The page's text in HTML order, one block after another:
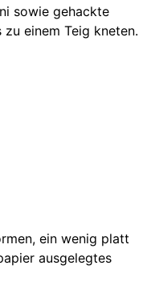
sowie gehackte
einem Teig kneten.
ein wenig platt
ausgelegtes